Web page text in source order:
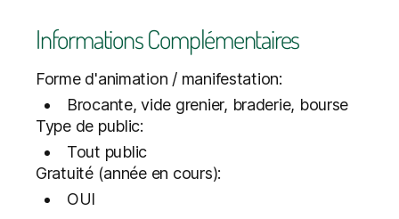
Informations Complémentaires
Forme d'animation / manifestation:
Brocante, vide grenier, braderie, bourse
Type de public:
Tout public
Gratuité (année en cours):
OUI